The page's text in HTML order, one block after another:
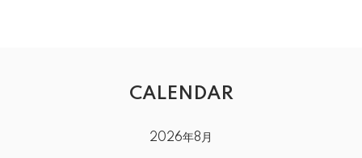
CALENDAR
2026年8月